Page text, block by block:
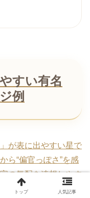
すい有名
例
が表に出やすい星で
ら“偏官っぽさ”を感
の気配を連想しやす
とともに一覧にして
トップ 人気記事